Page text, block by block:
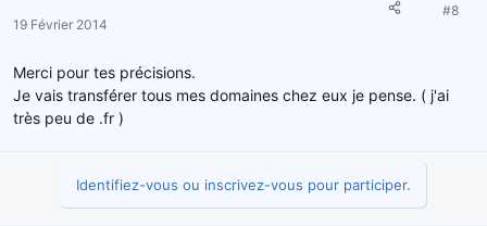
19 Février 2014
#8
Merci pour tes précisions.
Je vais transférer tous mes domaines chez eux je pense. ( j'ai
très peu de .fr )
Identifiez-vous ou inscrivez-vous pour participer.